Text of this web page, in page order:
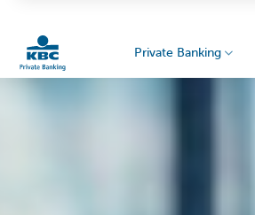
Private Banking